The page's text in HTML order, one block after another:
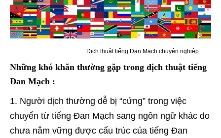
Dịch thuật tiếng Đan Mạch chuyên nghiệp
Những khó khăn thường gặp trong dịch thuật tiếng
Đan Mạch :
Người dịch thường dễ bị “cứng” trong việc
chuyển từ tiếng Đan Mạch sang ngôn ngữ khác do
chưa nắm vững được cấu trúc của tiếng Đan